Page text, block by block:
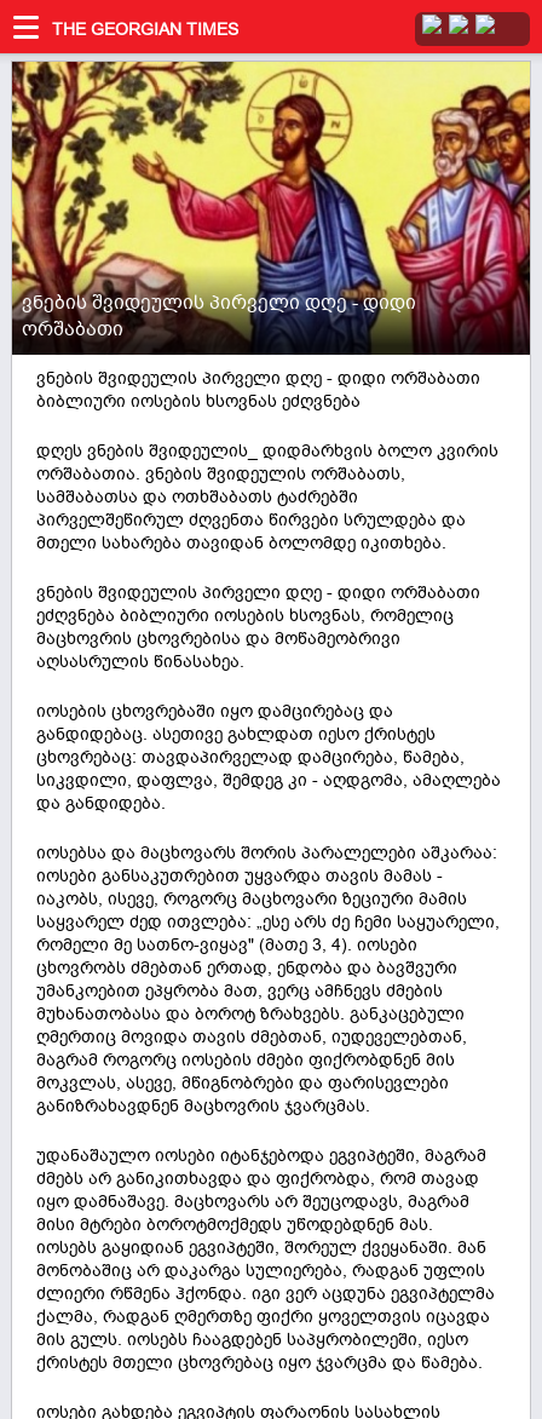
THE GEORGIAN TIMES
ვნების შვიდეულის პირველი დღე - დიდი
ორშაბათი
ვნების შვიდეულის პირველი დღე - დიდი ორშაბათი
ბიბლიური იოსების ხსოვნას ეძღვნება
დღეს ვნების შვიდეულის_ დიდმარხვის ბოლო კვირის
ორშაბათია. ვნების შვიდეულის ორშაბათს,
სამშაბათსა და ოთხშაბათს ტაძრებში
პირველშეწირულ ძღვენთა წირვები სრულდება და
მთელი სახარება თავიდან ბოლომდე იკითხება.
ვნების შვიდეულის პირველი დღე - დიდი ორშაბათი
ეძღვნება ბიბლიური იოსების ხსოვნას, რომელიც
მაცხოვრის ცხოვრებისა და მოწამეობრივი
აღსასრულის წინასახეა.
იოსების ცხოვრებაში იყო დამცირებაც და
განდიდებაც. ასეთივე გახლდათ იესო ქრისტეს
ცხოვრებაც: თავდაპირველად დამცირება, წამება,
სიკვდილი, დაფლვა, შემდეგ კი - აღდგომა, ამაღლება
და განდიდება.
იოსებსა და მაცხოვარს შორის პარალელები აშკარაა:
იოსები განსაკუთრებით უყვარდა თავის მამას -
იაკობს, ისევე, როგორც მაცხოვარი ზეციური მამის
საყვარელ ძედ ითვლება: „ესე არს ძე ჩემი საყუარელი,
რომელი მე სათნო-ვიყავ" (მათე 3, 4). იოსები
ცხოვრობს ძმებთან ერთად, ენდობა და ბავშვური
უმანკოებით ეპყრობა მათ, ვერც ამჩნევს ძმების
მუხანათობასა და ბოროტ ზრახვებს. განკაცებული
ღმერთიც მოვიდა თავის ძმებთან, იუდეველებთან,
მაგრამ როგორც იოსების ძმები ფიქრობდნენ მის
მოკვლას, ასევე, მწიგნობრები და ფარისევლები
განიზრახავდნენ მაცხოვრის ჯვარცმას.
უდანაშაულო იოსები იტანჯებოდა ეგვიპტეში, მაგრამ
ძმებს არ განიკითხავდა და ფიქრობდა, რომ თავად
იყო დამნაშავე. მაცხოვარს არ შეუცოდავს, მაგრამ
მისი მტრები ბოროტმოქმედს უწოდებდნენ მას.
იოსებს გაყიდიან ეგვიპტეში, შორეულ ქვეყანაში. მან
მონობაშიც არ დაკარგა სულიერება, რადგან უფლის
ძლიერი რწმენა ჰქონდა. იგი ვერ აცდუნა ეგვიპტელმა
ქალმა, რადგან ღმერთზე ფიქრი ყოველთვის იცავდა
მის გულს. იოსებს ჩააგდებენ საპყრობილეში, იესო
ქრისტეს მთელი ცხოვრებაც იყო ჯვარცმა და წამება.
იოსები გახდება ეგვიპტის ფარაონის სასახლის